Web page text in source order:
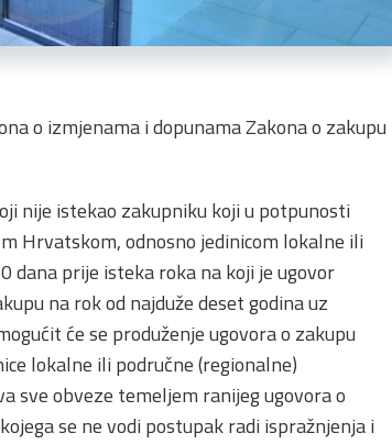
o izmjenama i dopunama Zakona o zakupu
nije istekao zakupniku koji u potpunosti
Hrvatskom, odnosno jedinicom lokalne ili
dana prije isteka roka na koji je ugovor
na rok od najduže deset godina uz
će se produženje ugovora o zakupu
lokalne ili područne (regionalne)
sve obveze temeljem ranijeg ugovora o
se ne vodi postupak radi ispražnjenja i